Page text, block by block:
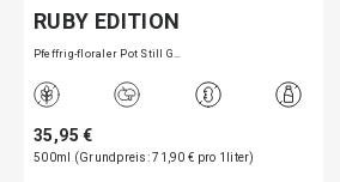
RUBY EDITION
Pfeffrig-floraler Pot Still G…
35,95 €
500ml (Grundpreis: 71,90 € pro 1liter)